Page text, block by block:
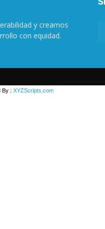
y creamos
con equidad.
By : XYZScripts.com